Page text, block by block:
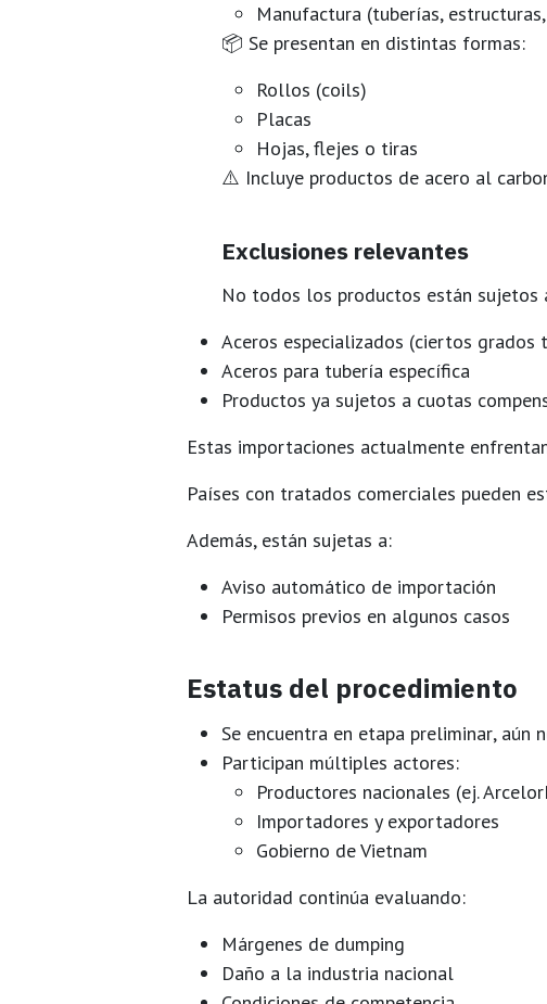
Manufactura (tuberías,
📦 Se presentan en distintas formas:
Rollos (coils)
Placas
Hojas, flejes o tiras
⚠️ Incluye productos de acero al
Exclusiones relevantes
No todos los productos están sujetos
Aceros especializados (ciertos grados
Aceros para tubería específica
Productos ya sujetos a cuotas
Estas importaciones actualmente
Países con tratados comerciales pueden
Además, están sujetas a:
Aviso automático de importación
Permisos previos en algunos casos
Estatus del procedimiento
Se encuentra en etapa preliminar, aún
Participan múltiples actores:
Productores nacionales (ej.
Importadores y exportadores
Gobierno de Vietnam
La autoridad continúa evaluando:
Márgenes de dumping
Daño a la industria nacional